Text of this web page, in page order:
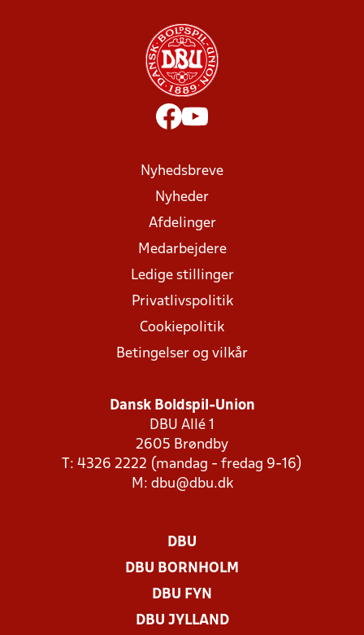
Nyhedsbreve
Nyheder
Afdelinger
Medarbejdere
Ledige stillinger
Privatlivspolitik
Cookiepolitik
Betingelser og vilkår
Dansk Boldspil-Union
DBU Allé 1
2605 Brøndby
T: 4326 2222 (mandag - fredag 9-16)
M: dbu@dbu.dk
DBU
DBU BORNHOLM
DBU FYN
DBU JYLLAND